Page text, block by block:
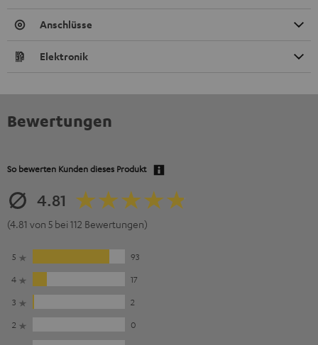
Anschlüsse
Elektronik
Bewertungen
So bewerten Kunden dieses Produkt
4.81
(4.81 von 5 bei 112 Bewertungen)
5
93
4
17
3
2
2
0